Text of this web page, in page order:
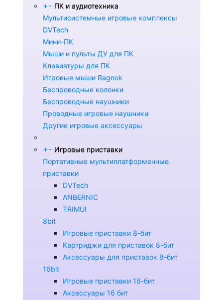
+- ПК и аудиотехника
Мультисистемные игровые комплексы
DVTech
Мини-ПК
Мыши и пульты ДУ для ПК
Клавиатуры для ПК
Игровые мыши Ragnok
Беспроводные колонки
Беспроводные наушники
Проводные игровые наушники
Другие игровые аксессуары
+- Игровые приставки
Портативные мультиплатформенные
приставки
DVTech
ANBERNIC
TRIMUI
8bit
Игровые приставки 8-бит
Картриджи для приставок 8-бит
Аксессуары для приставок 8-бит
16bit
Игровые приставки 16-бит
Аксессуары 16 бит